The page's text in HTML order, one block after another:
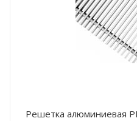
Решетка алюминиевая PPA 150-1900 цвет